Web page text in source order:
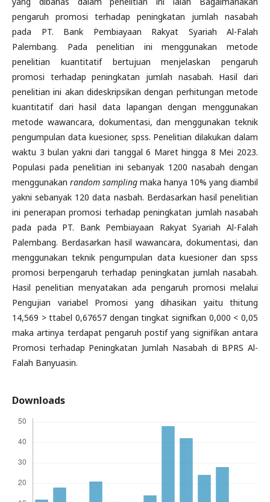
pengaruh promosi terhadap peningkatan jumlah nasabah
pada PT. Bank Pembiayaan Rakyat Syariah Al-Falah
Palembang. Pada penelitian ini menggunakan metode
penelitian kuantitatif bertujuan menjelaskan pengaruh
promosi terhadap peningkatan jumlah nasabah. Hasil dari
penelitian ini akan dideskripsikan dengan perhitungan metode
kuantitatif dari hasil data lapangan dengan menggunakan
metode wawancara, dokumentasi, dan menggunakan teknik
pengumpulan data kuesioner, spss. Penelitian dilakukan dalam
waktu 3 bulan yakni dari tanggal 6 Maret hingga 8 Mei 2023.
Populasi pada penelitian ini sebanyak 1200 nasabah dengan
menggunakan random sampling maka hanya 10% yang diambil
yakni sebanyak 120 data nasbah. Berdasarkan hasil penelitian
ini penerapan promosi terhadap peningkatan jumlah nasabah
pada pada PT. Bank Pembiayaan Rakyat Syariah Al-Falah
Palembang. Berdasarkan hasil wawancara, dokumentasi, dan
menggunakan teknik pengumpulan data kuesioner dan spss
promosi berpengaruh terhadap peningkatan jumlah nasabah.
Hasil penelitian menyatakan ada pengaruh promosi melalui
Pengujian variabel Promosi yang dihasikan yaitu thitung
14,569 > ttabel 0,67657 dengan tingkat signifkan 0,000 < 0,05
maka artinya terdapat pengaruh postif yang signifikan antara
Promosi terhadap Peningkatan Jumlah Nasabah di BPRS Al-
Falah Banyuasin.
Downloads